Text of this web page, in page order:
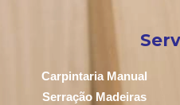
Carpintaria Manual
Serração Madeiras